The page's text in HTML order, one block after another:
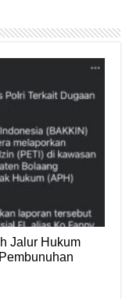
Jalur Hukum